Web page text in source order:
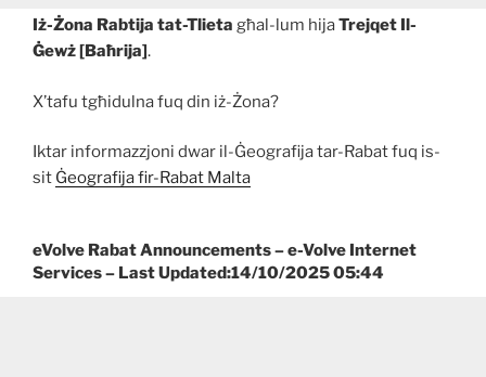
Iż-Żona Rabtija tat-Tlieta għal-lum hijaTrejqet Il-
Ġewż [Baħrija].
X’tafu tgħidulna fuq din iż-Żona?
Iktar informazzjoni dwar il-Ġeografija tar-Rabat fuq is-
sit Ġeografija fir-Rabat Malta
eVolve Rabat Announcements – e-Volve Internet
Services – Last Updated:14/10/2025 05:44